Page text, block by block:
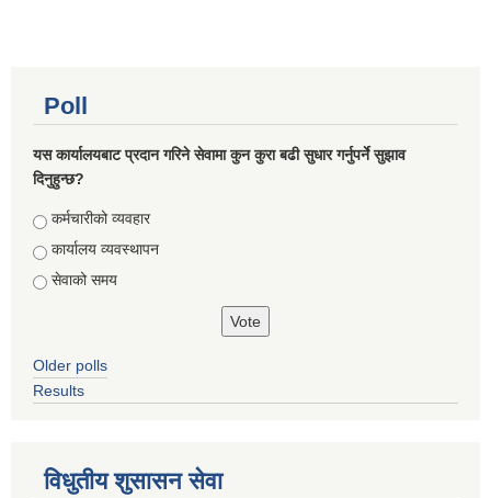
Poll
यस कार्यालयबाट प्रदान गरिने सेवामा कुन कुरा बढी सुधार गर्नुपर्ने सुझाव
दिनुहुन्छ?
Choices
कर्मचारीको व्यवहार
कार्यालय व्यवस्थापन
सेवाको समय
Older polls
Results
विधुतीय शुसासन सेवा